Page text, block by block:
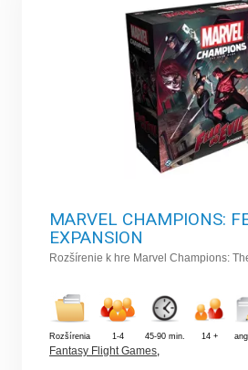
MARVEL CHAMPIONS:
EXPANSION
Rozšírenie k hre Marvel Champions:
Rozšírenia 1-4 45-90 min. 14 +
Fantasy Flight Games,